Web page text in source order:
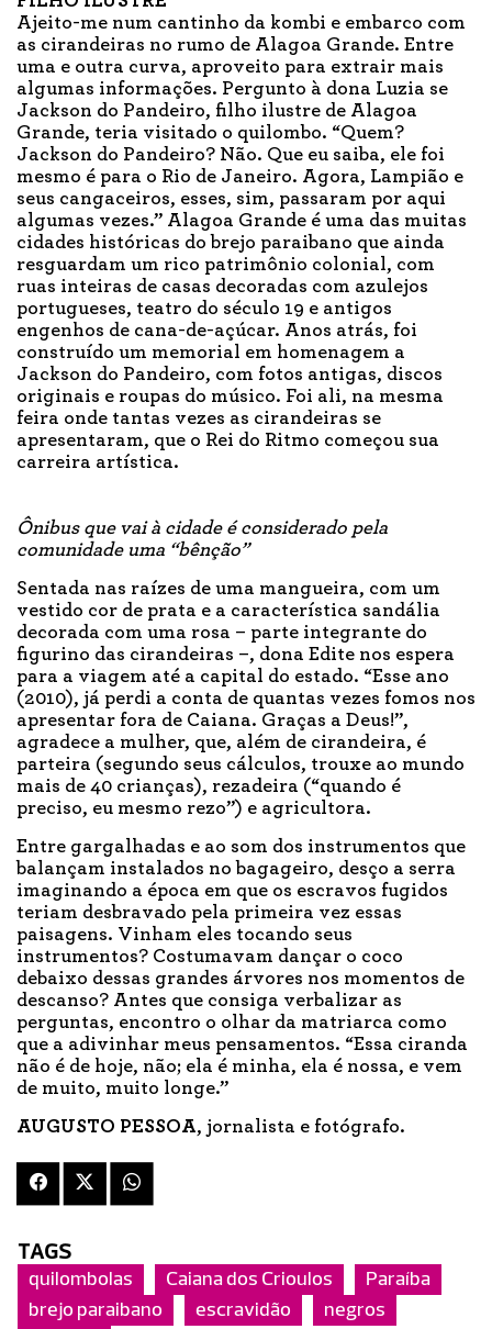
Ajeito-me num cantinho da kombi e embarco com
as cirandeiras no rumo de Alagoa Grande. Entre
uma e outra curva, aproveito para extrair mais
algumas informações. Pergunto à dona Luzia se
Jackson do Pandeiro, filho ilustre de Alagoa
Grande, teria visitado o quilombo. “Quem?
Jackson do Pandeiro? Não. Que eu saiba, ele foi
mesmo é para o Rio de Janeiro. Agora, Lampião e
seus cangaceiros, esses, sim, passaram por aqui
algumas vezes.” Alagoa Grande é uma das muitas
cidades históricas do brejo paraibano que ainda
resguardam um rico patrimônio colonial, com
ruas inteiras de casas decoradas com azulejos
portugueses, teatro do século 19 e antigos
engenhos de cana-de-açúcar. Anos atrás, foi
construído um memorial em homenagem a
Jackson do Pandeiro, com fotos antigas, discos
originais e roupas do músico. Foi ali, na mesma
feira onde tantas vezes as cirandeiras se
apresentaram, que o Rei do Ritmo começou sua
carreira artística.
Ônibus que vai à cidade é considerado pela
comunidade uma “bênção”
Sentada nas raízes de uma mangueira, com um
vestido cor de prata e a característica sandália
decorada com uma rosa – parte integrante do
figurino das cirandeiras –, dona Edite nos espera
para a viagem até a capital do estado. “Esse ano
(2010), já perdi a conta de quantas vezes fomos nos
apresentar fora de Caiana. Graças a Deus!”,
agradece a mulher, que, além de cirandeira, é
parteira (segundo seus cálculos, trouxe ao mundo
mais de 40 crianças), rezadeira (“quando é
preciso, eu mesmo rezo”) e agricultora.
Entre gargalhadas e ao som dos instrumentos que
balançam instalados no bagageiro, desço a serra
imaginando a época em que os escravos fugidos
teriam desbravado pela primeira vez essas
paisagens. Vinham eles tocando seus
instrumentos? Costumavam dançar o coco
debaixo dessas grandes árvores nos momentos de
descanso? Antes que consiga verbalizar as
perguntas, encontro o olhar da matriarca como
que a adivinhar meus pensamentos. “Essa ciranda
não é de hoje, não; ela é minha, ela é nossa, e vem
de muito, muito longe.”
AUGUSTO PESSOA, jornalista e fotógrafo.
TAGS
quilombolas Caiana dos Crioulos
Paraíba
brejo paraibano
escravidão
negros